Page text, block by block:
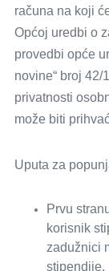
računa na koji
Općoj uredbi o
provedbi opće
novine“ broj 42/
privatnosti
može biti
Uputa za
Prvu
korisnik
zadužnici
stipendije.